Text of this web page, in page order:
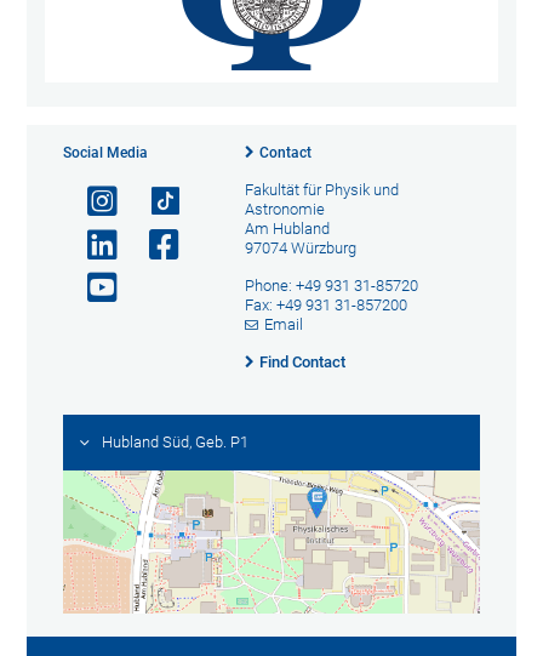
Social Media Contact
Fakultät für Physik und
Astronomie
Am Hubland
97074 Würzburg
Phone: +49 931 31-85720
Fax: +49 931 31-857200
Email
Find Contact
Hubland Süd, Geb. P1